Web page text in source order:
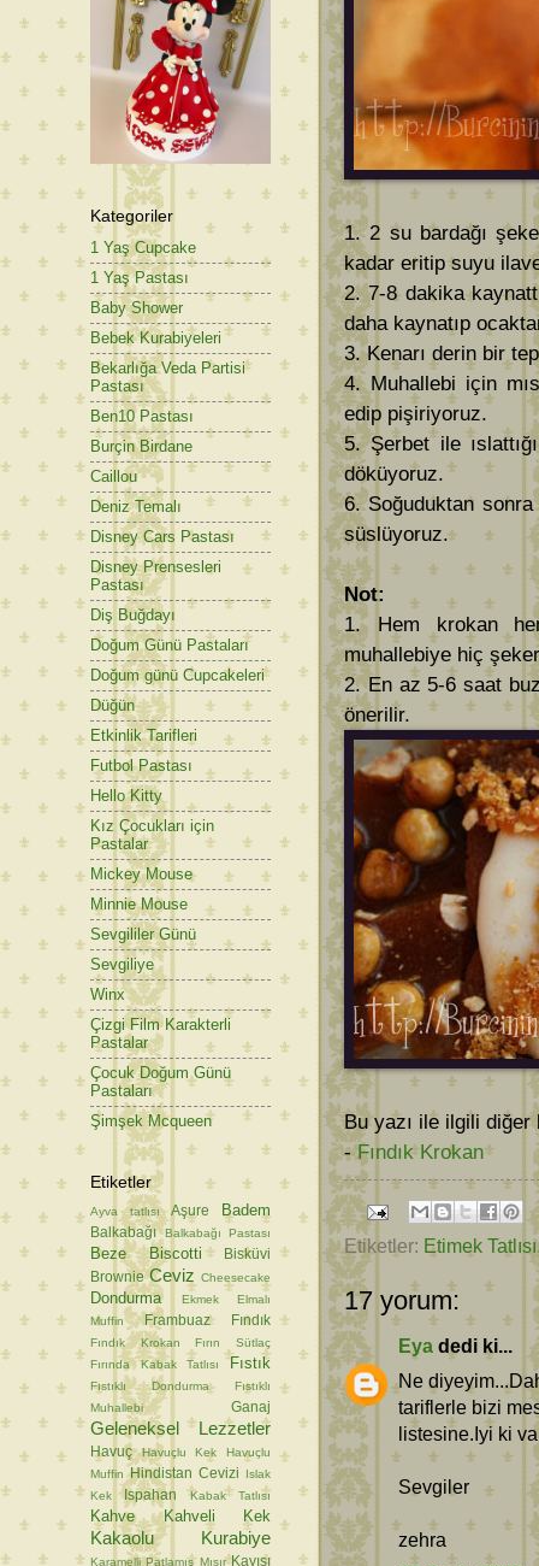
1. 2 su bardağı
kadar eritip suyu
2. 7-8 dakika
daha kaynatıp
3. Kenarı derin bir
4. Muhallebi için
edip pişiriyoruz.
5. Şerbet ile
döküyoruz.
6. Soğuduktan
süslüyoruz.
Not:
1. Hem krokan
muhallebiye hiç
2. En az 5-6 saat
önerilir.
Bu yazı ile ilgili diğer
-Fındık Krokan
Etiketler: Etimek Tatlısı
17 yorum:
Eya dedi ki...
Ne
tariflerle bizi
listesine.Iyi ki
Sevgiler
zehra
Kategoriler
1 Yaş Cupcake
1 Yaş Pastası
Baby Shower
Bebek Kurabiyeleri
Bekarlığa Veda Partisi
Pastası
Ben10 Pastası
Burçin Birdane
Caillou
Deniz Temalı
Disney Cars Pastası
Disney Prensesleri
Pastası
Diş Buğdayı
Doğum Günü Pastaları
Doğum günü Cupcakeleri
Düğün
Etkinlik Tarifleri
Futbol Pastası
Hello Kitty
Kız Çocukları için
Pastalar
Mickey Mouse
Minnie Mouse
Sevgililer Günü
Sevgiliye
Winx
Çizgi Film Karakterli
Pastalar
Çocuk Doğum Günü
Pastaları
Şimşek Mcqueen
Etiketler
Ayva tatlısı Aşure Badem
Balkabağı Balkabağı Pastası
Beze Biscotti
Bisküvi
Brownie Ceviz Cheesecake
Dondurma Ekmek
Elmalı
Muffin
Frambuaz Fındık
Fındık Krokan
Fırın Sütlaç
Fırında Kabak Tatlısı
Fıstık
Fıstıklı Dondurma
Fıstıklı
Muhallebi
Ganaj
Geleneksel Lezzetler
Havuç Havuçlu Kek
Havuçlu
Muffin Hindistan Cevizi
Islak
Kek
Ispahan Kabak Tatlısı
Kahve Kahveli Kek
Kakaolu Kurabiye
Karamelli Patlamış Mısır Kayısı